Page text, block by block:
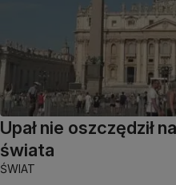
Upał nie oszczędził
świata
ŚWIAT